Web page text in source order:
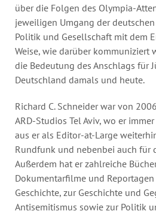
über die Folgen des Olympia-
jeweiligen Umgang der
Politik und Gesellschaft mit dem
Weise, wie darüber kommuniziert
die Bedeutung des Anschlags für
Deutschland damals und heute.
Richard C. Schneider war von
ARD-Studios Tel Aviv, wo er
aus er als Editor-at-Large
Rundfunk und nebenbei auch für
Außerdem hat er zahlreiche
Dokumentarfilme und
Geschichte, zur Geschichte und
Antisemitismus sowie zur Politik